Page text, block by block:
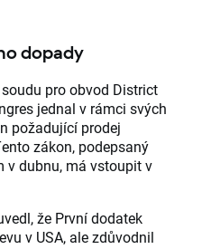
dopady
pro obvod District
jednal v rámci svých
požadující prodej
zákon, podepsaný
v dubnu, má vstoupit v
že První dodatek
v USA, ale zdůvodnil